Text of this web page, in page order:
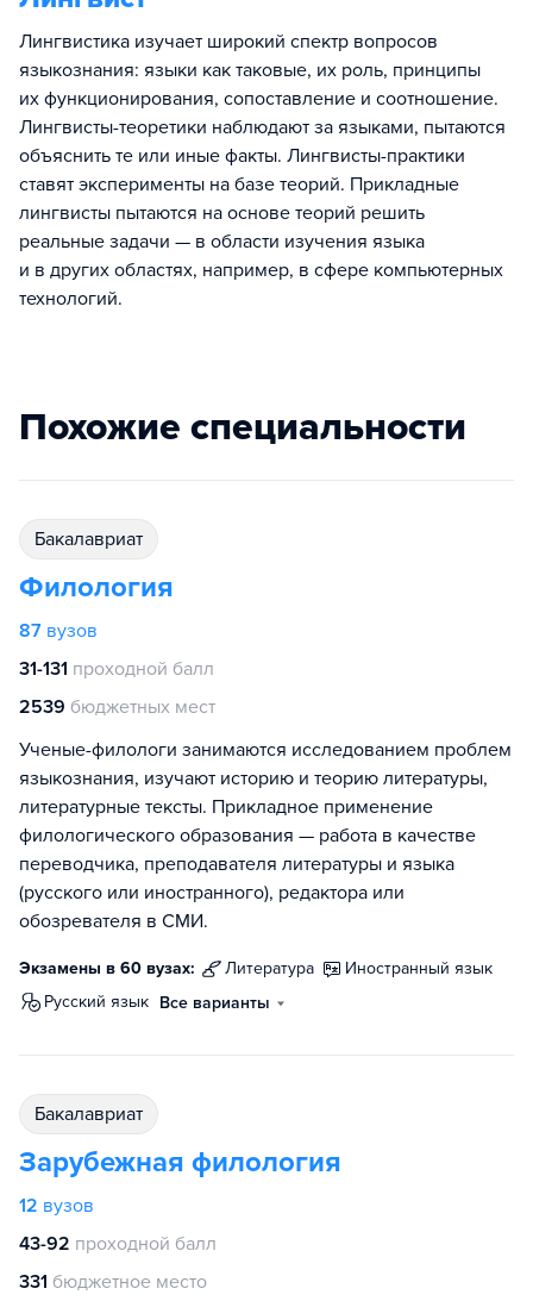
Лингвистика изучает широкий спектр вопросов
языкознания: языки как таковые, их роль, принципы
их функционирования, сопоставление и соотношение.
Лингвисты-теоретики наблюдают за языками, пытаются
объяснить те или иные факты. Лингвисты-практики
ставят эксперименты на базе теорий. Прикладные
лингвисты пытаются на основе теорий решить
реальные задачи — в области изучения языка
и в других областях, например, в сфере компьютерных
технологий.
Похожие специальности
бакалавриат
Филология
87 вузов
31-131 проходной балл
2539 бюджетных мест
Ученые-филологи занимаются исследованием проблем
языкознания, изучают историю и теорию литературы,
литературные тексты. Прикладное применение
филологического образования — работа в качестве
переводчика, преподавателя литературы и языка
(русского или иностранного), редактора или
обозревателя в СМИ.
Экзамены в 60 вузах: литература
иностранный язык
русский язык Все варианты
бакалавриат
Зарубежная филология
12 вузов
43-92 проходной балл
331 бюджетное место